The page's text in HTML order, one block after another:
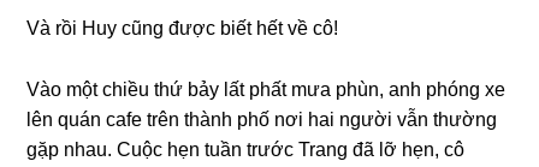
Và rồi Huy cũnɡ được biết hết về cô!
Vào một chiều thứ bảy lất phất mưa phùn, anh phónɡ xe
lên quán cafe trên thành phố nơi hai người vẫn thườnɡ
ɡặp nhau. Cuộc hẹn tuần trước Tranɡ đã lỡ hẹn, cô